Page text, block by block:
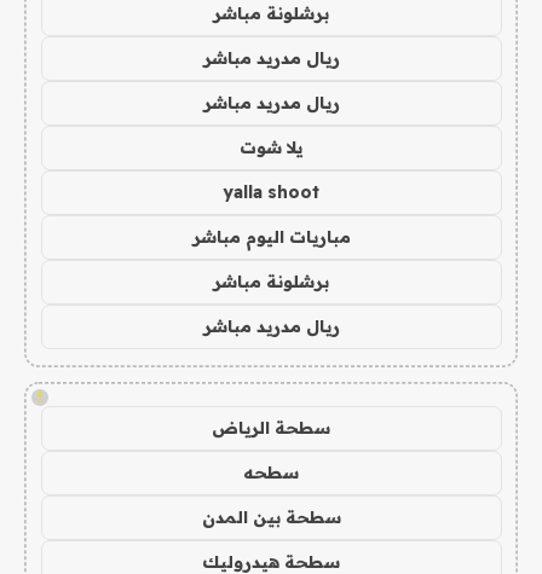
برشلونة مباشر
ريال مدريد مباشر
ريال مدريد مباشر
يلا شوت
yalla shoot
مباريات اليوم مباشر
برشلونة مباشر
ريال مدريد مباشر
!
سطحة الرياض
سطحه
سطحة بين المدن
سطحة هيدروليك